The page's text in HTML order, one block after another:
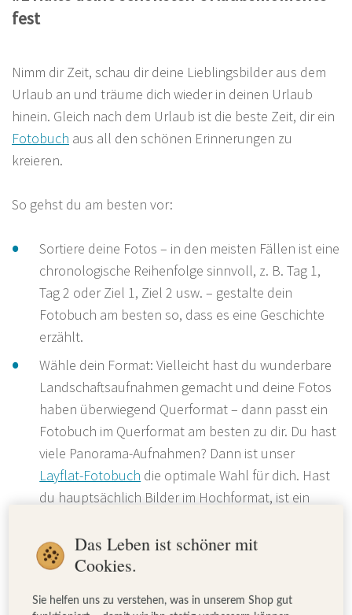
fest
Nimm dir Zeit, schau dir deine Lieblingsbilder aus dem
Urlaub an und träume dich wieder in deinen Urlaub
hinein. Gleich nach dem Urlaub ist die beste Zeit, dir ein
Fotobuch aus all den schönen Erinnerungen zu
kreieren.
So gehst du am besten vor:
Sortiere deine Fotos – in den meisten Fällen ist eine
chronologische Reihenfolge sinnvoll, z. B. Tag 1,
Tag 2 oder Ziel 1, Ziel 2 usw. – gestalte dein
Fotobuch am besten so, dass es eine Geschichte
erzählt.
Wähle dein Format: Vielleicht hast du wunderbare
Landschaftsaufnahmen gemacht und deine Fotos
haben überwiegend Querformat – dann passt ein
Fotobuch im Querformat am besten zu dir. Du hast
viele Panorama-Aufnahmen? Dann ist unser
Layflat-Fotobuch die optimale Wahl für dich. Hast
du hauptsächlich Bilder im Hochformat, ist ein
Verhältnis ausgewogen, empfehlen wir dir, deine
Erinnerungen in einem quadratischen Fotobuch
Das Leben ist schöner mit
Cookies.
Sie helfen uns zu verstehen, was in unserem Shop gut